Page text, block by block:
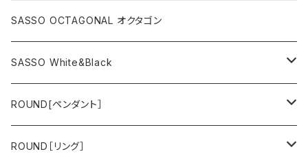
SASSO OCTAGONAL オクタゴン
SASSO White&Black
スター
オクタゴン
ROUND[ペンダント］
hana
ROUND［リング］